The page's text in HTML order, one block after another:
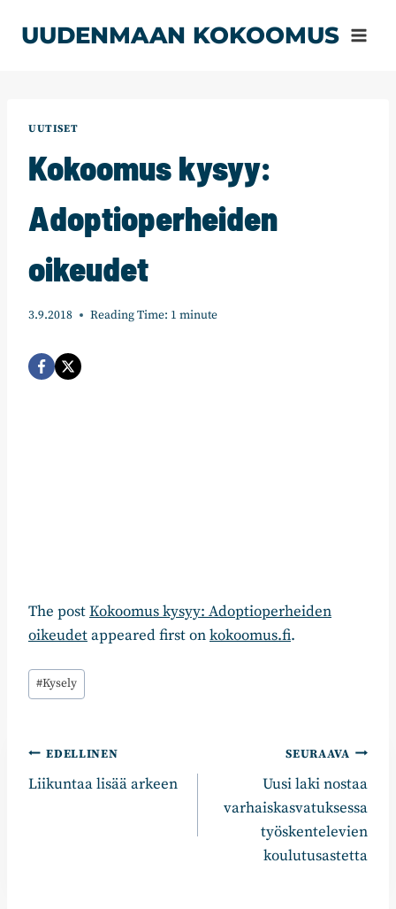
sisältöön
UUDENMAAN KOKOOMUS
UUTISET
Kokoomus kysyy:
Adoptioperheiden
oikeudet
3.9.2018 Reading Time: 1 minute
The postKokoomus kysyy: Adoptioperheiden
oikeudetappeared first onkokoomus.fi.
Avainsanat:
#Kysely
Artikkelien
selaus
EDELLINEN
Liikuntaa lisää arkeen
SEURAAVA
Uusi laki nostaa
varhaiskasvatuksessa
työskentelevien
koulutusastetta